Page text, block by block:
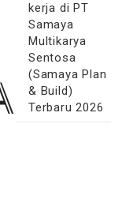
kerja di PT
Samaya
Multikarya
Sentosa
(Samaya Plan
& Build)
Terbaru 2026